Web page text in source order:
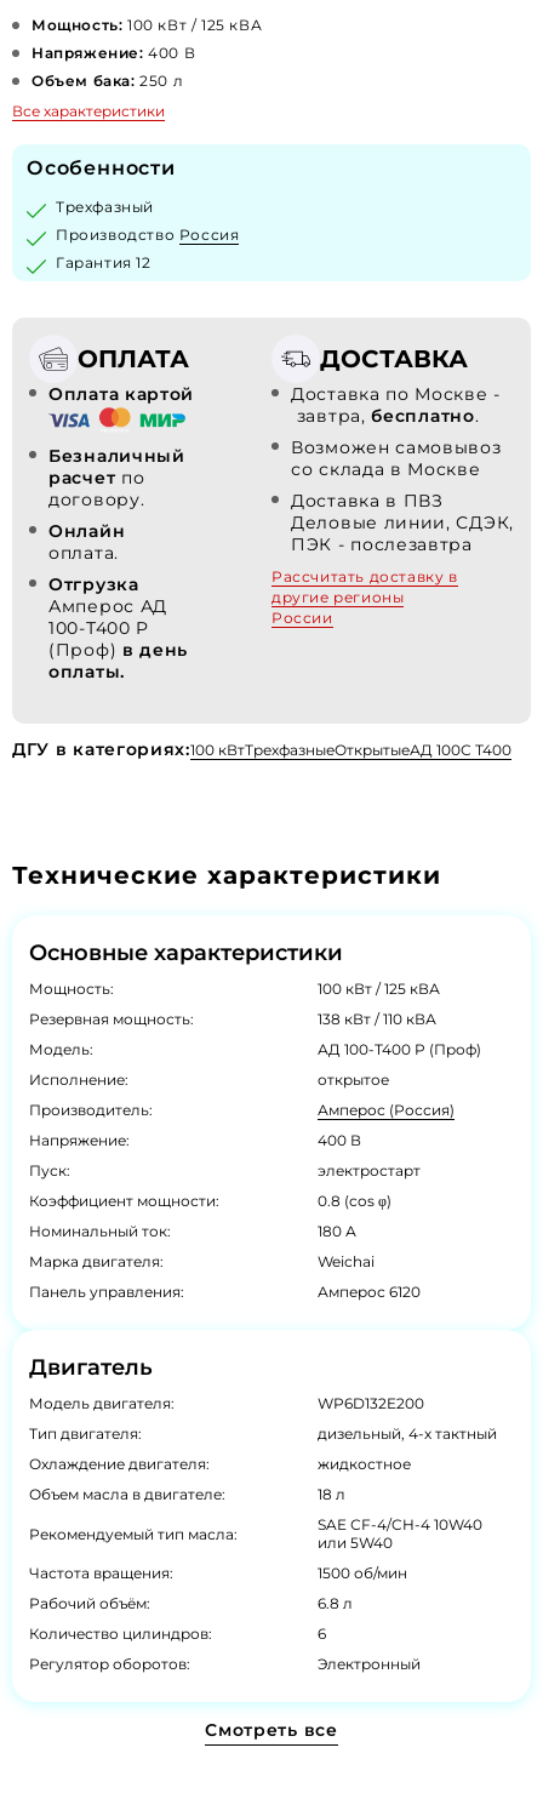
Мощность: 100 кВт / 125 кВА
Напряжение: 400 В
Объем бака: 250 л
Все характеристики
Особенности
Трехфазный
Производство Россия
Гарантия 12
ОПЛАТА
Оплата картой
Безналичный
расчет по
договору.
Онлайн
оплата.
Отгрузка
Амперос АД
100-Т400 P
(Проф) в день
оплаты.
ДОСТАВКА
Доставка по Москве -
завтра,бесплатно.
Возможен самовывоз
со склада в Москве
Доставка в ПВЗ
Деловые линии, СДЭК,
ПЭК - послезавтра
Рассчитать доставку в
другие регионы
России
ДГУ в категориях:100 кВтТрехфазныеОткрытыеАД 100С Т400
Технические характеристики
Основные характеристики
Мощность:
100 кВт / 125 кВА
Резервная мощность:
138 кВт / 110 кВА
Модель:
АД 100-Т400 P (Проф)
Исполнение:
открытое
Производитель:
Амперос (Россия)
Напряжение:
400 В
Пуск:
электростарт
Коэффициент мощности:
0.8 (cos φ)
Номинальный ток:
180 А
Марка двигателя:
Weichai
Панель управления:
Амперос 6120
Двигатель
Модель двигателя:
WP6D132E200
Тип двигателя:
дизельный, 4-х тактный
Охлаждение двигателя:
жидкостное
Объем масла в двигателе:
18 л
Рекомендуемый тип масла:
SAE СF-4/CH-4 10W40
или 5W40
Частота вращения:
1500 об/мин
Рабочий объём:
6.8 л
Количество цилиндров:
6
Регулятор оборотов:
Электронный
Смотреть все